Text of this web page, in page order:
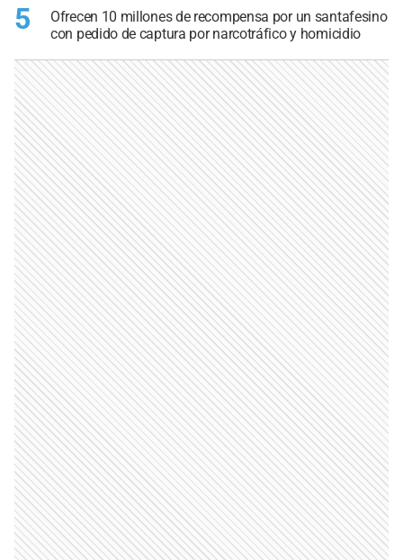
5
Ofrecen 10 millones de recompensa por un santafesino
con pedido de captura por narcotráfico y homicidio